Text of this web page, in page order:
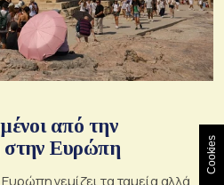
από την
στην Ευρώπη
Cookies